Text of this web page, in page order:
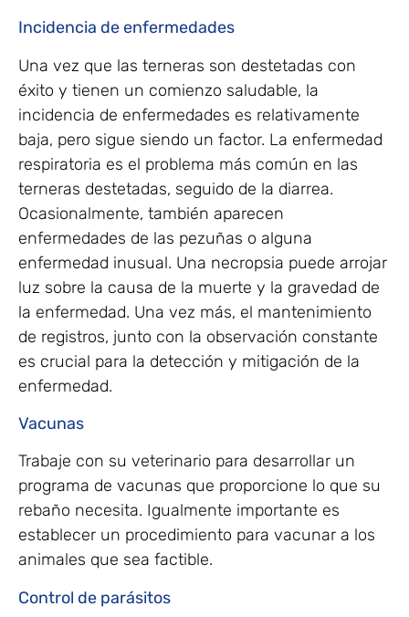
Incidencia de enfermedades
Una vez que las terneras son destetadas con
éxito y tienen un comienzo saludable, la
incidencia de enfermedades es relativamente
baja, pero sigue siendo un factor. La enfermedad
respiratoria es el problema más común en las
terneras destetadas, seguido de la diarrea.
Ocasionalmente, también aparecen
enfermedades de las pezuñas o alguna
enfermedad inusual. Una necropsia puede arrojar
luz sobre la causa de la muerte y la gravedad de
la enfermedad. Una vez más, el mantenimiento
de registros, junto con la observación constante
es crucial para la detección y mitigación de la
enfermedad.
Vacunas
Trabaje con su veterinario para desarrollar un
programa de vacunas que proporcione lo que su
rebaño necesita. Igualmente importante es
establecer un procedimiento para vacunar a los
animales que sea factible.
Control de parásitos